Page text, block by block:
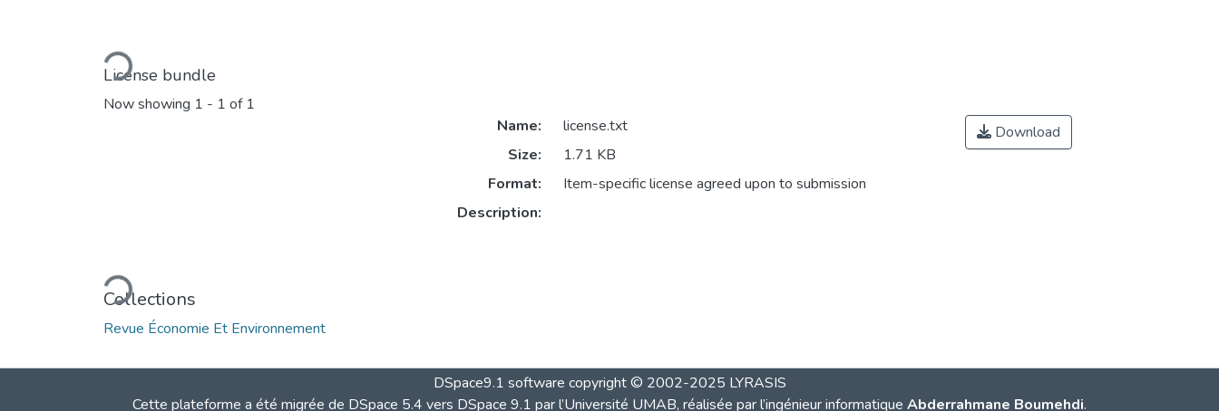
Loading...
License bundle
Now showing 1 - 1 of 1
Loading...
Name:
license.txt
Size:
1.71 KB
Format:
Item-specific license agreed upon to submission
Description:
Download
Collections
Revue Économie Et Environnement
DSpace9.1 software copyright © 2002-2025 LYRASIS
Cette plateforme a été migrée de DSpace 5.4 vers DSpace 9.1 par l’Université UMAB, réalisée par l’ingénieur informatique Abderrahmane Boumehdi.